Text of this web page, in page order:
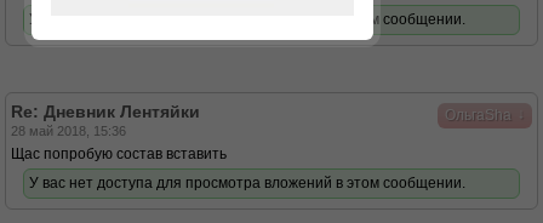
У вас нет доступа для просмотра вложений в этом сообщении.
ОльгаSha
Re: Дневник Лентяйки
28 май 2018, 15:36
Щас попробую состав вставить
У вас нет доступа для просмотра вложений в этом сообщении.